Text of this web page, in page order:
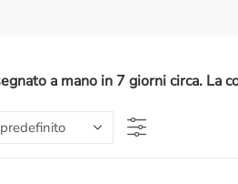
a mano in 7 giorni circa. La